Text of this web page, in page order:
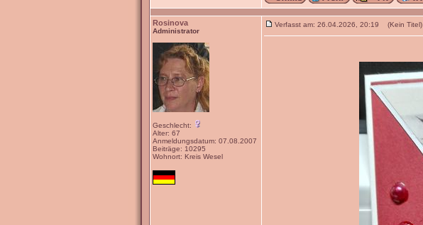
Rosinova
Administrator
Geschlecht:
Alter: 67
Anmeldungsdatum: 07.08.2007
Beiträge: 10295
Wohnort: Kreis Wesel
Verfasst am: 26.04.2026, 20:19 (Kein Titel)